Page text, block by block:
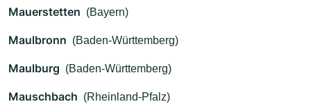
Mauerstetten (Bayern)
Maulbronn (Baden-Württemberg)
Maulburg (Baden-Württemberg)
Mauschbach (Rheinland-Pfalz)